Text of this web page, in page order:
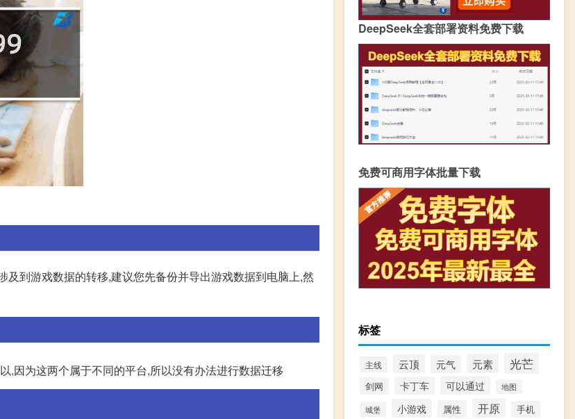
到游戏数据的转移,建议您先备份并导出游戏数据到电脑上,然
,因为这两个属于不同的平台,所以没有办法进行数据迁移
DeepSeek全套部署资料免费下载
免费可商用字体批量下载
标签
主线 云顶 元气 元素 光芒
剑网 卡丁车 可以通过 地图
城堡 小游戏 属性 开原 手机